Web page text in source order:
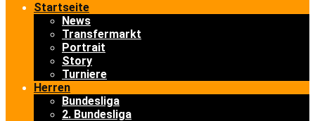
Startseite
News
Transfermarkt
Portrait
Story
Turniere
Herren
Bundesliga
2. Bundesliga